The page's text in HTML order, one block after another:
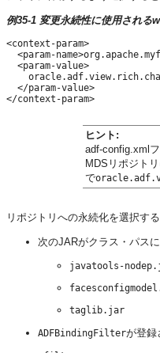
例35-1 変更永続性に使用される
<context-param>
<param-
  <param-value>
  </param-value>
ヒント:
adf-config.xml
MDSリポジト
で
リポジトリへの永続化を選択す
次のJARがクラス・パス
javatools-
taglib.jar
ADFBindingFilterが登録